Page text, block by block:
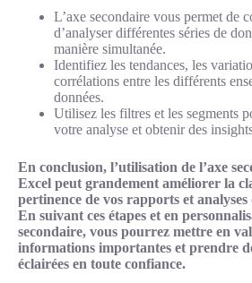
L’axe secondaire vous permet de
d’analyser différentes séries de
manière simultanée.
Identifiez les tendances, les
corrélations entre les différents
données.
Utilisez les filtres et les segments
votre analyse et obtenir des
En conclusion, l’utilisation de l’axe
Excel peut grandement améliorer la
pertinence de vos rapports et analyses
En suivant ces étapes et en
secondaire, vous pourrez mettre en
informations importantes et prendre
éclairées en toute confiance.